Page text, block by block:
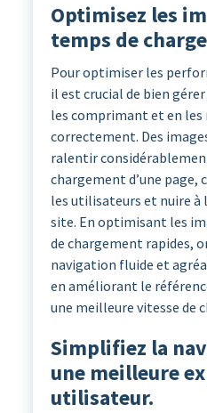
Optimisez les
temps de
Pour optimiser les
il est crucial de bien
les comprimant et en
correctement. Des
ralentir
chargement d’une page,
les utilisateurs et nuire à
site. En optimisant les
de chargement rapides,
navigation fluide et
en améliorant le
une meilleure vitesse de
Simplifiez la
une meilleure
utilisateur.